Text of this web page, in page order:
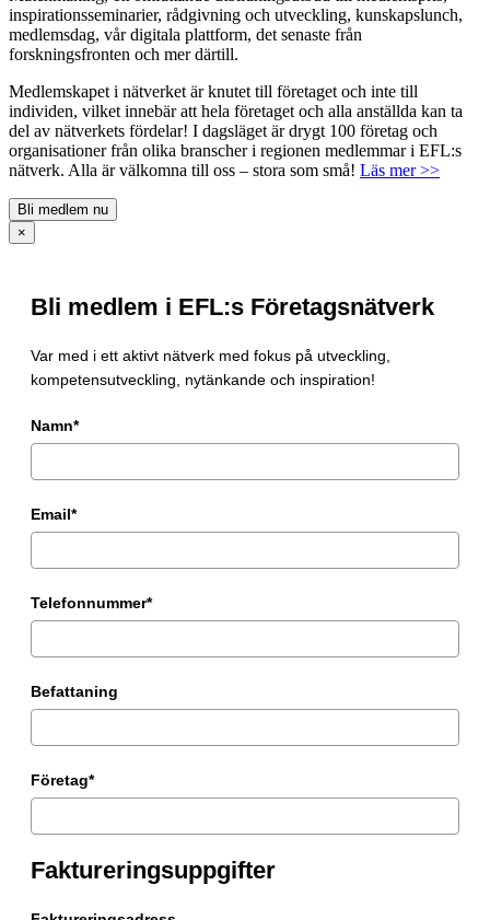
inspirationsseminarier, rådgivning och utveckling, kunskapslunch,
medlemsdag, vår digitala plattform, det senaste från
forskningsfronten och mer därtill.
Medlemskapet i nätverket är knutet till företaget och inte till
individen, vilket innebär att hela företaget och alla anställda kan ta
del av nätverkets fördelar! I dagsläget är drygt 100 företag och
organisationer från olika branscher i regionen medlemmar i EFL:s
nätverk. Alla är välkomna till oss – stora som små! Läs mer >>
Bli medlem nu
×
Bli medlem i EFL:s Företagsnätverk
Var med i ett aktivt nätverk med fokus på utveckling,
kompetensutveckling, nytänkande och inspiration!
Namn*
Email*
Telefonnummer*
Befattaning
Företag*
Faktureringsuppgifter